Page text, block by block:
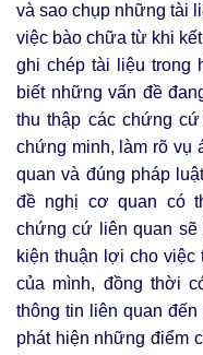
và sao chụp những tài
việc bào chữa từ khi
ghi chép tài liệu trong
biết những vấn đề
thu thập các chứng
chứng minh, làm rõ vụ
quan và đúng pháp
đề nghị cơ quan có
chứng cứ liên quan
kiện thuận lợi cho việc
của mình, đồng thời
thông tin liên quan
phát hiện những điểm